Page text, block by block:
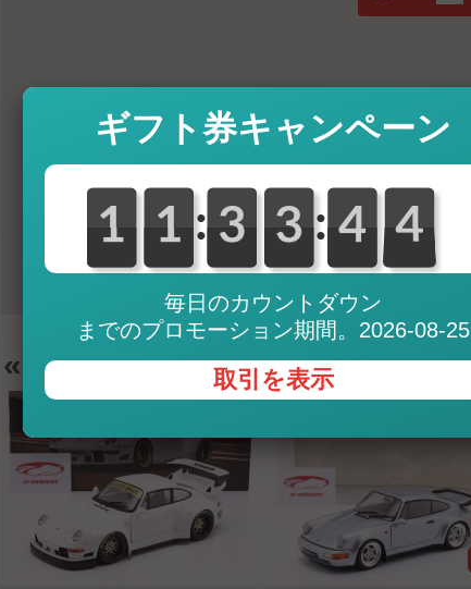
CHF
9.035
JPY
SGD
* Exchange rates
note that there may
provider (PayPal,
« お薦め
ギフト券キャンペーン
0
1
1 0
1
1 : 0
3
3 0
3
3 : 0
4
4 4
3
4
毎日のカウントダウン
までのプロモーション期間。2026-08-25
取引を表示